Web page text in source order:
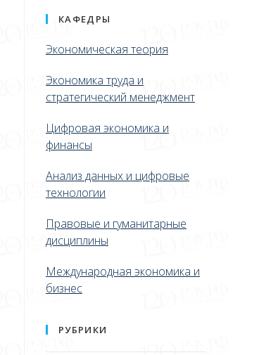
КАФЕДРЫ
Экономическая теория
Экономика труда и
стратегический менеджмент
Цифровая экономика и
финансы
Анализ данных и цифровые
технологии
Правовые и гуманитарные
дисциплины
Международная экономика и
бизнес
РУБРИКИ